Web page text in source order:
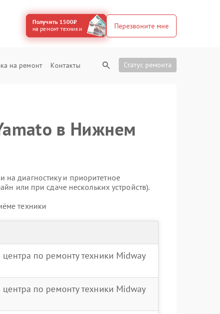
Получить 1500₽
на ремонт техники
Перезвоните мне
на ремонт Контакты Статус ремонта
в Нижнем
диагностику и приоритетное
или при сдаче нескольких устройств).
техники
центра по ремонту техники Midway
центра по ремонту техники Midway